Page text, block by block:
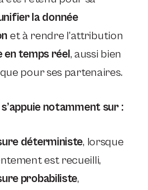
la donnée
et à rendre l’attribution
en temps réel, aussi bien
pour ses partenaires.
notamment sur :
déterministe, lorsque
est recueilli,
probabiliste,